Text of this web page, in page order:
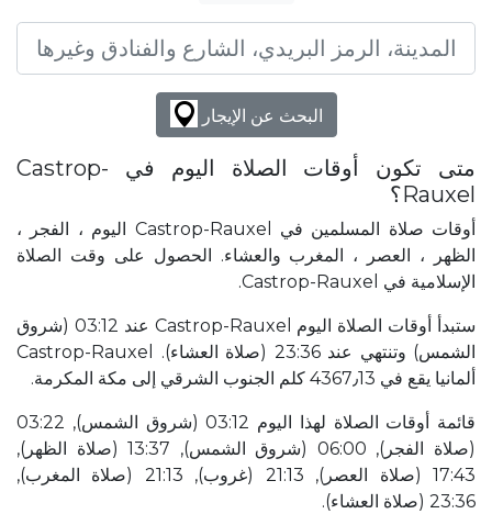
البحث عن الإيجار
متى تكون أوقات الصلاة اليوم في Castrop-
Rauxel؟
أوقات صلاة المسلمين في Castrop-Rauxel اليوم ، الفجر ،
الظهر ، العصر ، المغرب والعشاء. الحصول على وقت الصلاة
الإسلامية في Castrop-Rauxel.
ستبدأ أوقات الصلاة اليوم Castrop-Rauxel عند 03:12 (شروق
الشمس) وتنتهي عند 23:36 (صلاة العشاء). Castrop-Rauxel
ألمانيا يقع في 4367٫13 كلم الجنوب الشرقي إلى مكة المكرمة.
قائمة أوقات الصلاة لهذا اليوم 03:12 (شروق الشمس), 03:22
(صلاة الفجر), 06:00 (شروق الشمس), 13:37 (صلاة الظهر),
17:43 (صلاة العصر), 21:13 (غروب), 21:13 (صلاة المغرب),
23:36 (صلاة العشاء).